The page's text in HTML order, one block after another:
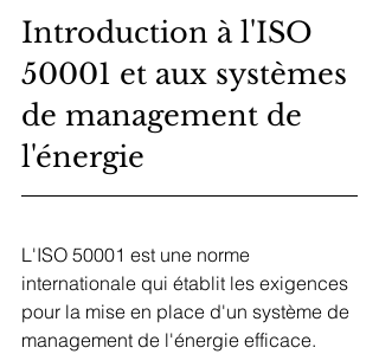
Introduction à l'ISO
50001 et aux systèmes
de management de
l'énergie
L'ISO 50001 est une norme
internationale qui établit les exigences
pour la mise en place d'un système de
management de l'énergie efficace.